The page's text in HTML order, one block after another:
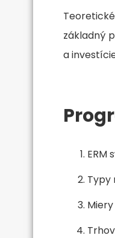
základný
a
ERM
Typy